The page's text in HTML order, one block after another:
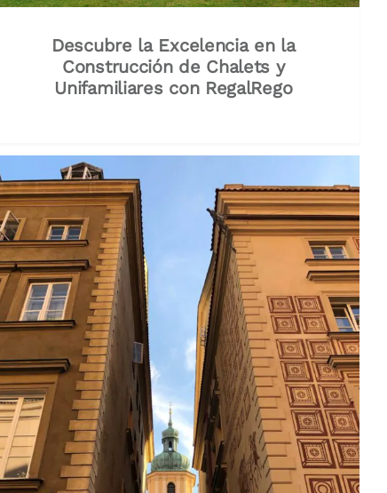
Descubre la Excelencia en la
Construcción de Chalets y
Unifamiliares con RegalRego